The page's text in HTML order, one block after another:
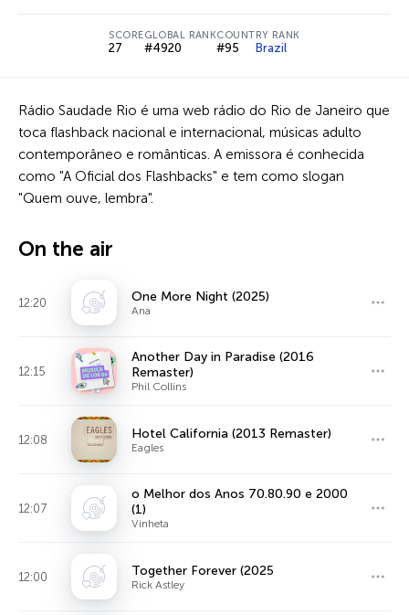
SCORE
27
GLOBAL RANK
#4920
COUNTRY RANK
#95 Brazil
Rádio Saudade Rio é uma web rádio do Rio de Janeiro que
toca flashback nacional e internacional, músicas adulto
contemporâneo e românticas. A emissora é conhecida
como "A Oficial dos Flashbacks" e tem como slogan
"Quem ouve, lembra".
On the air
12:20 One More Night (2025)
Ana
12:15
Another Day in Paradise (2016
Remaster)
Phil Collins
12:08 Hotel California (2013 Remaster)
Eagles
12:07
o Melhor dos Anos 70.80.90 e 2000
(1)
Vinheta
12:00 Together Forever (2025
Rick Astley